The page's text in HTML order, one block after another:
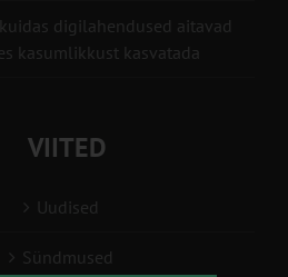
digilahendused aitavad
kasumlikkust kasvatada
VIITED
Uudised
Sündmused